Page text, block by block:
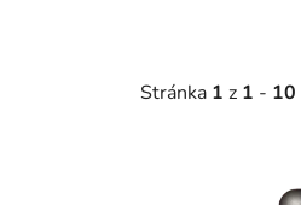
Stránka 1 z 1 - 10